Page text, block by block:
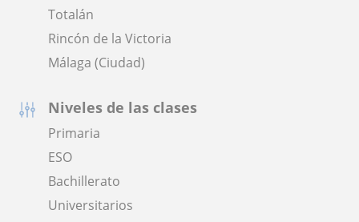
Totalán
Rincón de la Victoria
Málaga (Ciudad)
Niveles de las clases
Primaria
ESO
Bachillerato
Universitarios